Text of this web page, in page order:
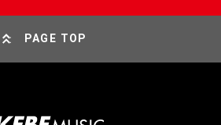
PAGE TOP